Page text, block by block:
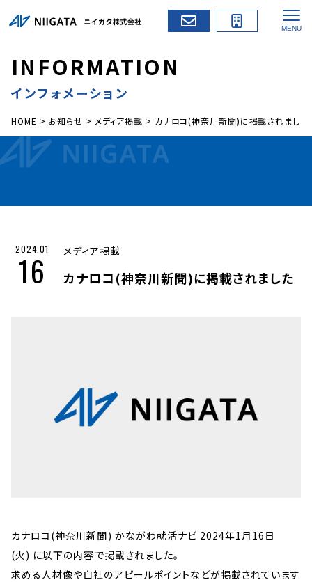
IN FORMATION
インフォメーション
HOME > お知らせ > メディア掲載 > カナロコ(神奈川新聞)に掲載されました
2024.01
16 メディア掲載
カナロコ(神奈川新聞)に掲載されました
カナロコ(神奈川新聞) かながわ就活ナビ 2024年1月16日
(火) に以下の内容で掲載されました。
求める人材像や自社のアピールポイントなどが掲載されています